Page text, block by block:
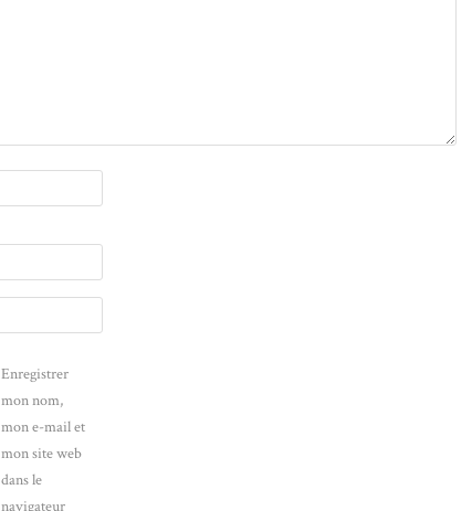
Enregistrer
mon nom,
mon e-mail et
mon site web
dans le
navigateur